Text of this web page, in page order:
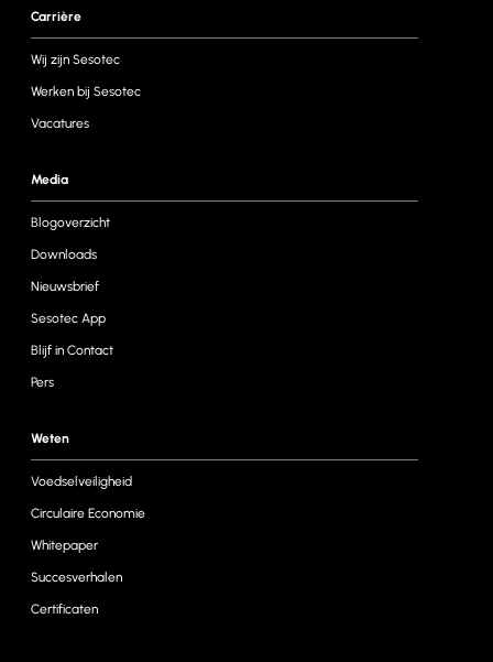
Carrière
Wij zijn Sesotec
Werken bij Sesotec
Vacatures
Media
Blogoverzicht
Downloads
Nieuwsbrief
Sesotec App
Blijf in Contact
Pers
Weten
Voedselveiligheid
Circulaire Economie
Whitepaper
Succesverhalen
Certificaten